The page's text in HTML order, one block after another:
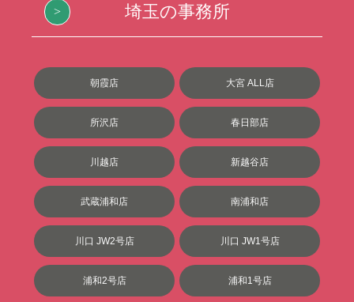
埼玉の事務所
朝霞店 大宮 ALL店
所沢店 春日部店
川越店 新越谷店
武蔵浦和店 南浦和店
川口 JW2号店 川口 JW1号店
浦和2号店 浦和1号店